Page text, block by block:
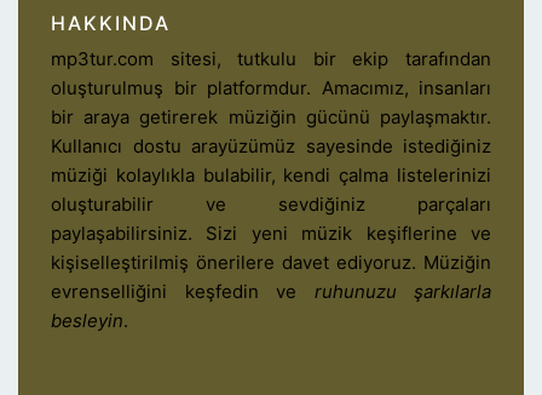
HAKKINDA
mp3tur.com sitesi, tutkulu bir ekip tarafından
oluşturulmuş bir platformdur. Amacımız, insanları
bir araya getirerek müziğin gücünü paylaşmaktır.
Kullanıcı dostu arayüzümüz sayesinde istediğiniz
müziği kolaylıkla bulabilir, kendi çalma listelerinizi
oluşturabilir ve sevdiğiniz parçaları
paylaşabilirsiniz. Sizi yeni müzik keşiflerine ve
kişiselleştirilmiş önerilere davet ediyoruz. Müziğin
evrenselliğini keşfedin ve ruhunuzu şarkılarla
besleyin.